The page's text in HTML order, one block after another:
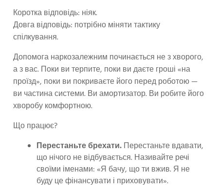
Коротка відповідь: ніяк.
Довга відповідь: потрібно міняти тактику
спілкування.
Допомога наркозалежним починається не з хворого,
а з вас. Поки ви терпите, поки ви даєте гроші «на
проїзд», поки ви покриваєте його перед роботою —
ви частина системи. Ви амортизатор. Ви робите його
хворобу комфортною.
Що працює?
Перестаньте брехати.Перестаньте вдавати,
що нічого не відбувається. Називайте речі
своїми іменами: «Я бачу, що ти вжив. Я не
буду це фінансувати і приховувати».